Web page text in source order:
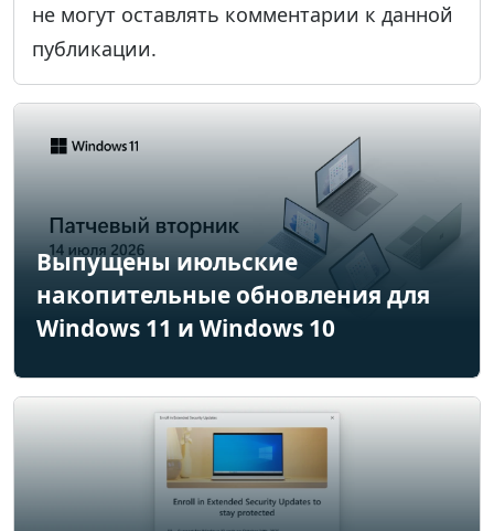
не могут оставлять комментарии к данной
публикации.
Выпущены июльские
накопительные обновления для
Windows 11 и Windows 10